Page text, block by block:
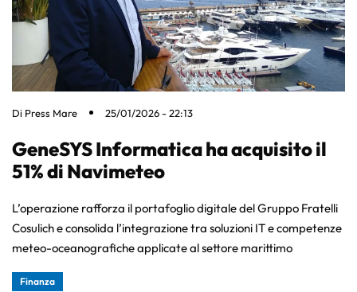
Di Press Mare 25/01/2026 - 22:13
GeneSYS Informatica ha acquisito il
51% di Navimeteo
L’operazione rafforza il portafoglio digitale del Gruppo Fratelli
Cosulich e consolida l’integrazione tra soluzioni IT e competenze
meteo-oceanografiche applicate al settore marittimo
Finanza